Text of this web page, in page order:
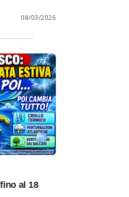
08/03/2026
al 18